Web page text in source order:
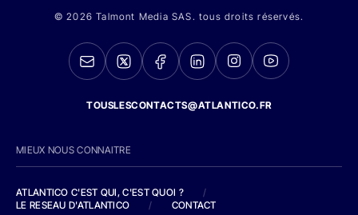
© 2026 Talmont Media SAS. tous droits réservés.
TOUSLESCONTACTS@ATLANTICO.FR
MIEUX NOUS CONNAITRE
ATLANTICO C'EST QUI, C'EST QUOI ?
/
LE RESEAU D'ATLANTICO
/ CONTACT